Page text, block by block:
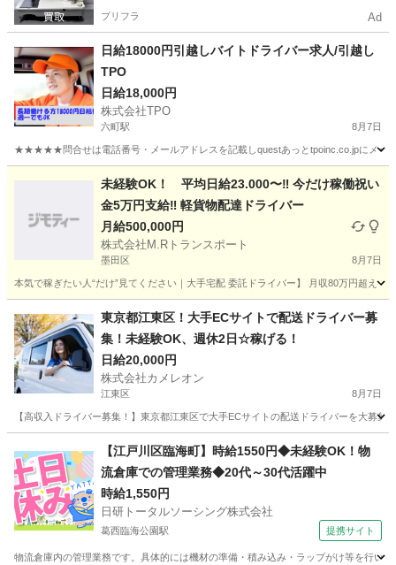
プリフラ Ad
日給18000円引越しバイトドライバー求人/引越し
TPO
日給18,000円
株式会社TPO
六町駅 8月7日
★★★★★問合せは電話番号・メールアドレスを記載しquestあっとtpoinc.co.jpにメ
六町駅 引越し 給料
未経験OK！ 平均日給23.000〜‼️ 今だけ稼働祝い
金5万円支給‼️ 軽貨物配達ドライバー
月給500,000円
株式会社M.Rトランスポート
墨田区 8月7日
本気で稼ぎたい人“だけ”見てください｜大手宅配 委託ドライバー】 月収80万円超え
配送 一日
東京都江東区！大手ECサイトで配送ドライバー募
集！未経験OK、週休2日☆稼げる！
日給20,000円
株式会社カメレオン
江東区 8月7日
【高収入ドライバー募集！】東京都江東区で大手ECサイトの配送ドライバーを大募
ドライバー 積み込み
【江戸川区臨海町】時給1550円◆未経験OK！物
流倉庫での管理業務◆20代～30代活躍中
時給1,550円
日研トータルソーシング株式会社
葛西臨海公園駅 提携サイト
物流倉庫内の管理業務です。具体的には機材の準備・積み込み・ラップがけ等を行い